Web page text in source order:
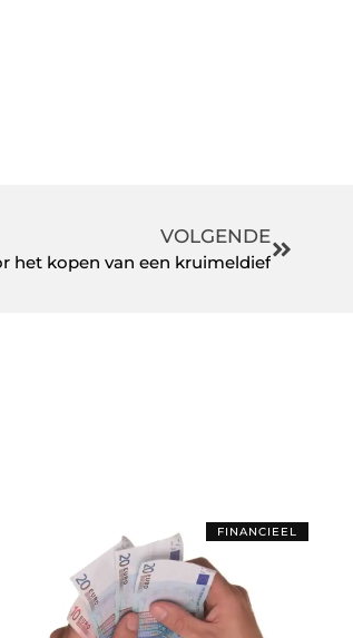
VOLGENDE
het kopen van een kruimeldief
FINANCIEEL